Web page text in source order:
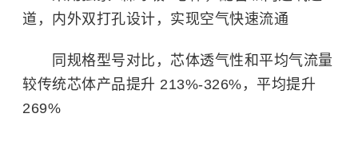
道，内外双打孔设计，实现空气快速流通
同规格型号对比，芯体透气性和平均气流量
较传统芯体产品提升 213%-326%，平均提升
269%